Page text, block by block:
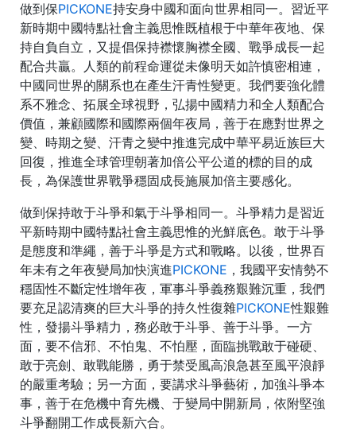
做到保PICKONE持安身中國和面向世界相同一。習近平
新時期中國特點社會主義思惟既植根于中華年夜地、保
持自負自立，又提倡保持襟懷胸襟全國、戰爭成長一起
配合共贏。人類的前程命運從未像明天如許慎密相連，
中國同世界的關系也在產生汗青性變更。我們要強化體
系不雅念、拓展全球視野，弘揚中國精力和全人類配合
價值，兼顧國際和國際兩個年夜局，善于在應對世界之
變、時期之變、汗青之變中推進完成中華平易近族巨大
回復，推進全球管理朝著加倍公平公道的標的目的成
長，為保護世界戰爭穩固成長施展加倍主要感化。
做到保持敢于斗爭和氣于斗爭相同一。斗爭精力是習近
平新時期中國特點社會主義思惟的光鮮底色。敢于斗爭
是態度和準繩，善于斗爭是方式和戰略。以後，世界百
年未有之年夜變局加快演進PICKONE ，我國平安情勢不
穩固性不斷定性增年夜，軍事斗爭義務艱難沉重，我們
要充足認清爽的巨大斗爭的持久性復雜PICKONE性艱難
性，發揚斗爭精力，務必敢于斗爭、善于斗爭。一方
面，要不信邪、不怕鬼、不怕壓，面臨挑戰敢于碰硬、
敢于亮劍、敢戰能勝，勇于禁受風高浪急甚至風平浪靜
的嚴重考驗；另一方面，要講求斗爭藝術，加強斗爭本
事，善于在危機中育先機、于變局中開新局，依附堅強
斗爭翻開工作成長新六合。